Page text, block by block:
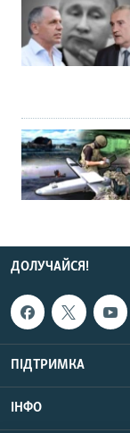
ДОЛУЧАЙСЯ!
ПІДТРИМКА
ІНФО